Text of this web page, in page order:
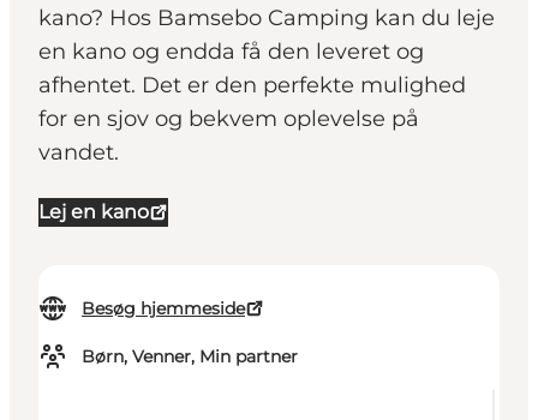
kano? Hos Bamsebo Camping kan du leje
en kano og endda få den leveret og
afhentet. Det er den perfekte mulighed
for en sjov og bekvem oplevelse på
vandet.
Lej en kano
Besøg hjemmeside
Børn, Venner, Min partner